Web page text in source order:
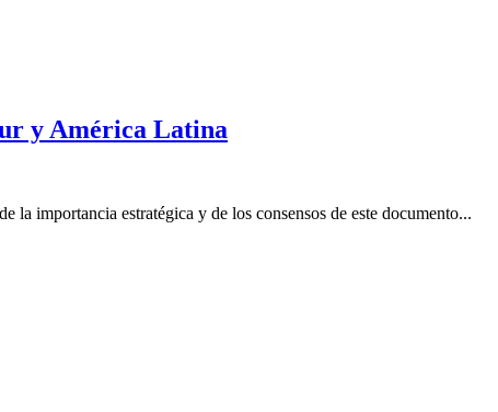
y América Latina
importancia estratégica y de los consensos de este documento...